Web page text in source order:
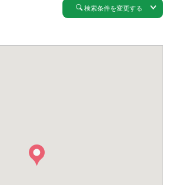
検索条件を変更する